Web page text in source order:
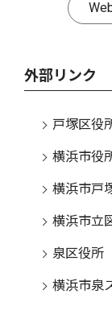
外部リンク
戸塚区役
横浜市役
横浜市戸
横浜市立
泉区役所
横浜市泉